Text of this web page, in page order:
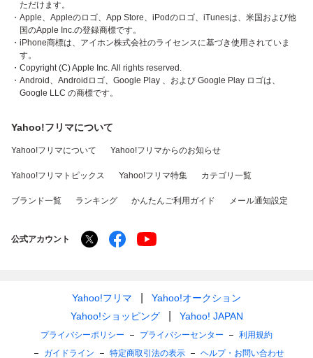
ただけます。
・Apple、Appleのロゴ、App Store、iPodのロゴ、iTunesは、米国および他
国のApple Inc.の登録商標です。
・iPhone商標は、アイホン株式会社のライセンスに基づき使用されていま
す。
・Copyright (C) Apple Inc. All rights reserved.
・Android、Androidロゴ、Google Play 、および Google Play ロゴは、
Google LLC の商標です。
Yahoo!フリマについて
Yahoo!フリマについて Yahoo!フリマからのお知らせ
Yahoo!フリマトピックス Yahoo!フリマ特集 カテゴリ一覧
ブランド一覧 ランキング かんたんご利用ガイド メール通知設定
公式アカウント
Yahoo!フリマ
Yahoo!オークション
Yahoo!ショッピング
Yahoo! JAPAN
プライバシーポリシー プライバシーセンター
利用規約
ガイドライン
特定商取引法の表示 ヘルプ・お問い合わせ